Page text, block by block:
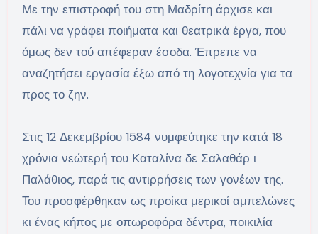
Με την επιστροφή του στη Μαδρίτη άρχισε και
πάλι να γράφει ποιήματα και θεατρικά έργα, που
όμως δεν τού απέφεραν έσοδα. Έπρεπε να
αναζητήσει εργασία έξω από τη λογοτεχνία για τα
προς το ζην.
Στις 12 Δεκεμβρίου 1584 νυμφεύτηκε την κατά 18
χρόνια νεώτερή του Καταλίνα δε Σαλαθάρ ι
Παλάθιος, παρά τις αντιρρήσεις των γονέων της.
Του προσφέρθηκαν ως προίκα μερικοί αμπελώνες
κι ένας κήπος με οπωροφόρα δέντρα, ποικιλία